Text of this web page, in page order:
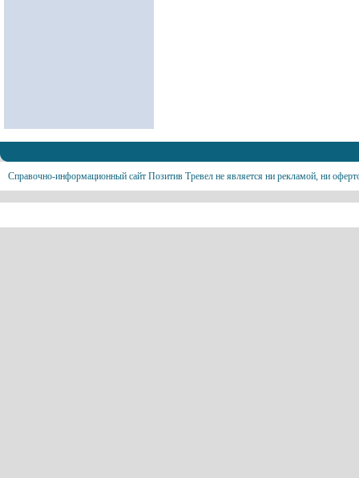
Справочно-информационный сайт Позитив Тревел не является ни рекламой, ни